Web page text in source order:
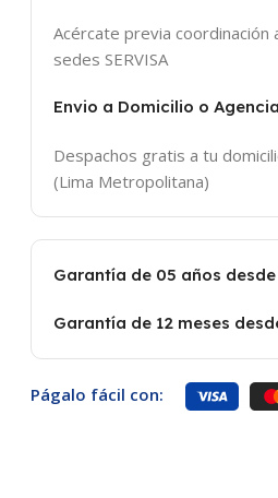
Acércate previa coordinación
sedes SERVISA
Envio a Domicilio o Agencia
Despachos gratis a tu
(Lima Metropolitana)
Garantía de 05 años
Garantía de 12 meses
Págalo fácil con: